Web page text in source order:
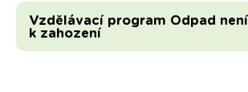
Vzdělávací program Odpad není
k zahození